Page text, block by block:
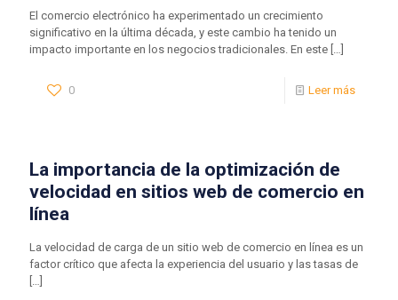
El comercio electrónico ha experimentado un crecimiento
significativo en la última década, y este cambio ha tenido un
impacto importante en los negocios tradicionales. En este […]
0 Leer más
La importancia de la optimización de
velocidad en sitios web de comercio en
línea
La velocidad de carga de un sitio web de comercio en línea es un
factor crítico que afecta la experiencia del usuario y las tasas de
[…]